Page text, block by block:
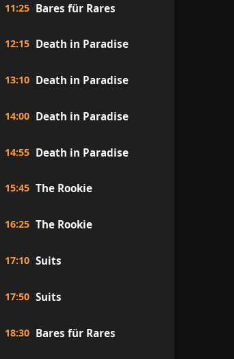
11:25 Bares für Rares
12:15 Death in Paradise
13:10 Death in Paradise
14:00 Death in Paradise
14:55 Death in Paradise
15:45 The Rookie
16:25 The Rookie
17:10 Suits
17:50 Suits
18:30 Bares für Rares